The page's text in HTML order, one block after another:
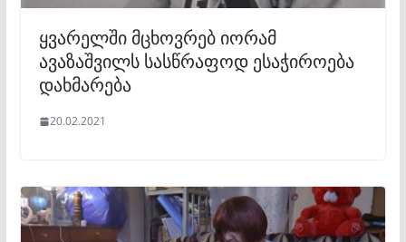
ყვარელში მცხოვრებ იორამ
ავაზაშვილს სასწრაფოდ ესაჭიროება
დახმარება
20.02.2021